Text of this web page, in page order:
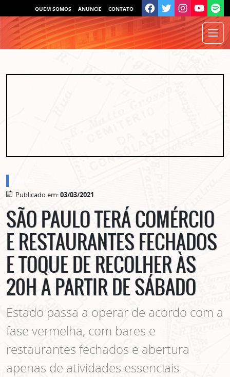
QUEM SOMOS ANUNCIE CONTATO
Publicado em:03/03/2021
SÃO PAULO TERÁ COMÉRCIO
E RESTAURANTES FECHADOS
E TOQUE DE RECOLHER ÀS
20H A PARTIR DE SÁBADO
Estado passa a operar de acordo com a
fase vermelha, com bares e
restaurantes fechados e abertura
apenas de atividades essenciais